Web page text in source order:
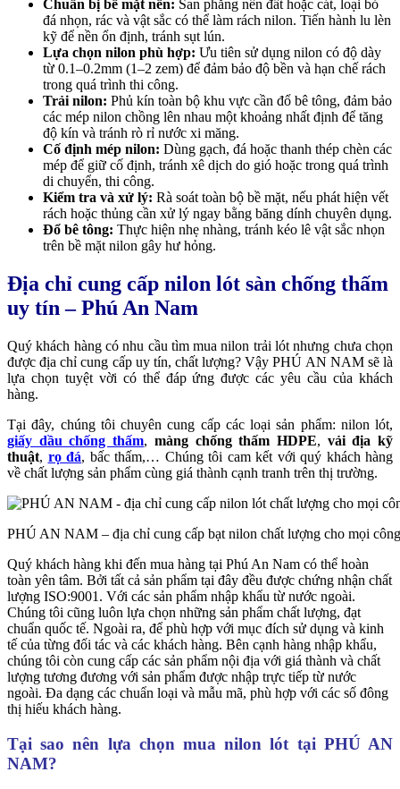
Chuẩn bị bề mặt nền: San phẳng nền đất hoặc cát, loại bỏ
đá nhọn, rác và vật sắc có thể làm rách nilon. Tiến hành lu lèn
kỹ để nền ổn định, tránh sụt lún.
Lựa chọn nilon phù hợp: Ưu tiên sử dụng nilon có độ dày
từ 0.1–0.2mm (1–2 zem) để đảm bảo độ bền và hạn chế rách
trong quá trình thi công.
Trải nilon: Phủ kín toàn bộ khu vực cần đổ bê tông, đảm bảo
các mép nilon chồng lên nhau một khoảng nhất định để tăng
độ kín và tránh rò rỉ nước xi măng.
Cố định mép nilon: Dùng gạch, đá hoặc thanh thép chèn các
mép để giữ cố định, tránh xê dịch do gió hoặc trong quá trình
di chuyển, thi công.
Kiểm tra và xử lý: Rà soát toàn bộ bề mặt, nếu phát hiện vết
rách hoặc thủng cần xử lý ngay bằng băng dính chuyên dụng.
Đổ bê tông: Thực hiện nhẹ nhàng, tránh kéo lê vật sắc nhọn
trên bề mặt nilon gây hư hỏng.
Địa chỉ cung cấp nilon lót sàn chống thấm
uy tín – Phú An Nam
Quý khách hàng có nhu cầu tìm mua nilon trải lót nhưng chưa chọn
được địa chỉ cung cấp uy tín, chất lượng? Vậy PHÚ AN NAM sẽ là
lựa chọn tuyệt vời có thể đáp ứng được các yêu cầu của khách
hàng.
Tại đây, chúng tôi chuyên cung cấp các loại sản phẩm: nilon lót,
giấy dầu chống thấm, màng chống thấm HDPE, vải địa kỹ
thuật, rọ đá, bấc thấm,… Chúng tôi cam kết với quý khách hàng
về chất lượng sản phẩm cùng giá thành cạnh tranh trên thị trường.
PHÚ AN NAM – địa chỉ cung cấp bạt nilon chất lượng cho mọi
Quý khách hàng khi đến mua hàng tại Phú An Nam có thể hoàn
toàn yên tâm. Bởi tất cả sản phẩm tại đây đều được chứng nhận chất
lượng ISO:9001. Với các sản phẩm nhập khẩu từ nước ngoài.
Chúng tôi cũng luôn lựa chọn những sản phẩm chất lượng, đạt
chuẩn quốc tế. Ngoài ra, để phù hợp với mục đích sử dụng và kinh
tế của từng đối tác và các khách hàng. Bên cạnh hàng nhập khẩu,
chúng tôi còn cung cấp các sản phẩm nội địa với giá thành và chất
lượng tương đương với sản phẩm được nhập trực tiếp từ nước
ngoài. Đa dạng các chuẩn loại và mẫu mã, phù hợp với các số đông
thị hiếu khách hàng.
Tại sao nên lựa chọn mua nilon lót tại PHÚ AN
NAM?